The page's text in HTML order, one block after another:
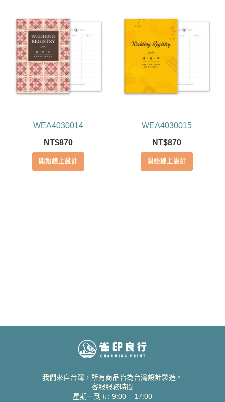
WEA4030014
NT$870
開始線上設計
WEA4030015
NT$870
開始線上設計
我們來自台灣，所有商品皆為台灣設計製造。
客服服務時間
星期一到五: 9:00 – 17:00